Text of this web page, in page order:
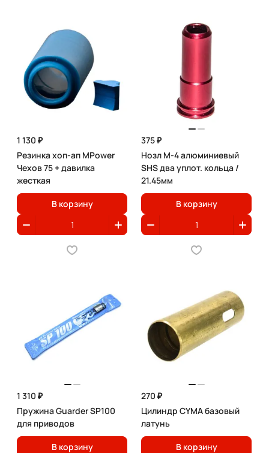
1 130 ₽
Резинка хоп-ап MPower
Чехов 75 + давилка
жесткая
В корзину
375 ₽
Нозл M-4 алюминиевый
SHS два уплот. кольца /
21.45мм
В корзину
1 310 ₽
Пружина Guarder SP100
для приводов
В корзину
270 ₽
Цилиндр CYMA базовый
латунь
В корзину